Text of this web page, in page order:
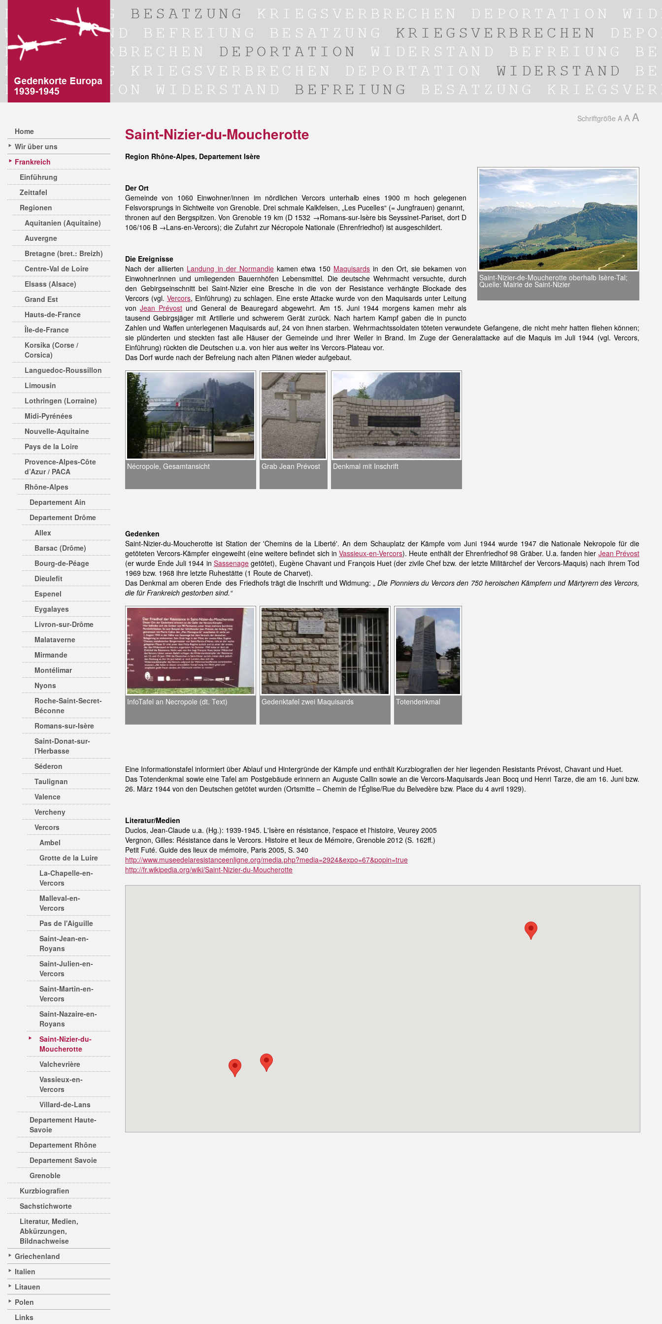
Home
Wir über uns
Frankreich
Einführung
Zeittafel
Regionen
Aquitanien (Aquitaine)
Auvergne
Bretagne (bret.: Breizh)
Centre-Val de Loire
Elsass (Alsace)
Grand Est
Hauts-de-France
Île-de-France
Korsika (Corse /
Corsica)
Languedoc-Roussillon
Limousin
Lothringen (Lorraine)
Midi-Pyrénées
Nouvelle-Aquitaine
Pays de la Loire
Provence-Alpes-Côte
d’Azur / PACA
Rhône-Alpes
Departement Ain
Departement Drôme
Allex
Barsac (Drôme)
Bourg-de-Péage
Dieulefit
Espenel
Eygalayes
Livron-sur-Drôme
Malataverne
Mirmande
Montélimar
Nyons
Roche-Saint-Secret-
Béconne
Romans-sur-Isère
Saint-Donat-sur-
l'Herbasse
Séderon
Taulignan
Valence
Vercheny
Vercors
Ambel
Grotte de la Luire
La-Chapelle-en-
Vercors
Malleval-en-
Vercors
Pas de l'Aiguille
Saint-Jean-en-
Royans
Saint-Julien-en-
Vercors
Saint-Martin-en-
Vercors
Saint-Nazaire-en-
Royans
Saint-Nizier-du-
Moucherotte
Valchevrière
Vassieux-en-
Vercors
Villard-de-Lans
Departement Haute-
Savoie
Departement Rhône
Departement Savoie
Grenoble
Kurzbiografien
Sachstichworte
Literatur, Medien,
Abkürzungen,
Bildnachweise
Griechenland
Italien
Litauen
Polen
Links
Schriftgröße A A A
Saint-Nizier-du-Moucherotte
Region Rhône-Alpes, Departement Isère
Saint-Nizier-de-Moucherotte oberhalb Isère-Tal;
Quelle: Mairie de Saint-Nizier
Der Ort
Gemeinde von 1060 Einwohner/innen im nördlichen Vercors unterhalb eines 1900 m hoch gelegenen
Felsvorsprungs in Sichtweite von Grenoble. Drei schmale Kalkfelsen, „Les Pucelles“ (= Jungfrauen) genannt,
thronen auf den Bergspitzen. Von Grenoble 19 km (D 1532 →Romans-sur-Isère bis Seyssinet-Pariset, dort D
106/106 B →Lans-en-Vercors); die Zufahrt zur Nécropole Nationale (Ehrenfriedhof) ist ausgeschildert.
Die Ereignisse
Nach der alliierten Landung in der Normandiekamen etwa 150 Maquisards in den Ort, sie bekamen von
EinwohnerInnen und umliegenden Bauernhöfen Lebensmittel. Die deutsche Wehrmacht versuchte, durch
den Gebirgseinschnitt bei Saint-Nizier eine Bresche in die von der Resistance verhängte Blockade des
Vercors (vgl. Vercors, Einführung) zu schlagen. Eine erste Attacke wurde von den Maquisards unter Leitung
von Jean Prévost und General de Beauregard abgewehrt. Am 15. Juni 1944 morgens kamen mehr als
tausend Gebirgsjäger mit Artillerie und schwerem Gerät zurück. Nach hartem Kampf gaben die in puncto
Zahlen und Waffen unterlegenen Maquisards auf, 24 von ihnen starben. Wehrmachtssoldaten töteten verwundete Gefangene, die nicht mehr hatten fliehen können;
sie plünderten und steckten fast alle Häuser der Gemeinde und ihrer Weiler in Brand. Im Zuge der Generalattacke auf die Maquis im Juli 1944 (vgl. Vercors,
Einführung) rückten die Deutschen u.a. von hier aus weiter ins Vercors-Plateau vor.
Das Dorf wurde nach der Befreiung nach alten Plänen wieder aufgebaut.
Nécropole, Gesamtansicht Grab Jean Prévost Denkmal mit Inschrift
Gedenken
Saint-Nizier-du-Moucherotte ist Station der 'Chemins de la Liberté'. An dem Schauplatz der Kämpfe vom Juni 1944 wurde 1947 die Nationale Nekropole für die
getöteten Vercors-Kämpfer eingeweiht (eine weitere befindet sich inVassieux-en-Vercors). Heute enthält der Ehrenfriedhof 98 Gräber. U.a. fanden hier Jean Prévost
(er wurde Ende Juli 1944 in Sassenage getötet), Eugène Chavant und François Huet (der zivile Chef bzw. der letzte Militärchef der Vercors-Maquis) nach ihrem Tod
1969 bzw. 1968 ihre letzte Ruhestätte (1 Route de Charvet).
Das Denkmal am oberen Ende des Friedhofs trägt die Inschrift und Widmung: „Die Pionniers du Vercors den 750 heroischen Kämpfern und Märtyrern des Vercors,
die für Frankreich gestorben sind.“
InfoTafel an Necropole (dt. Text) Gedenktafel zwei Maquisards Totendenkmal
Eine Informationstafel informiert über Ablauf und Hintergründe der Kämpfe und enthält Kurzbiografien der hier liegenden Resistants Prévost, Chavant und Huet.
Das Totendenkmal sowie eine Tafel am Postgebäude erinnern an Auguste Callin sowie an die Vercors-Maquisards Jean Bocq und Henri Tarze, die am 16. Juni bzw.
26. März 1944 von den Deutschen getötet wurden (Ortsmitte – Chemin de l'Église/Rue du Belvedère bzw. Place du 4 avril 1929).
Literatur/Medien
Duclos, Jean-Claude u.a. (Hg.): 1939-1945. L'Isère en résistance, l'espace et l'histoire, Veurey 2005
Vergnon, Gilles: Résistance dans le Vercors. Histoire et lieux de Mémoire, Grenoble 2012 (S. 162ff.)
Petit Futé. Guide des lieux de mémoire, Paris 2005, S. 340
http://www.museedelaresistanceenligne.org/media.php?media=2924&expo=67&popin=true
http://fr.wikipedia.org/wiki/Saint-Nizier-du-Moucherotte